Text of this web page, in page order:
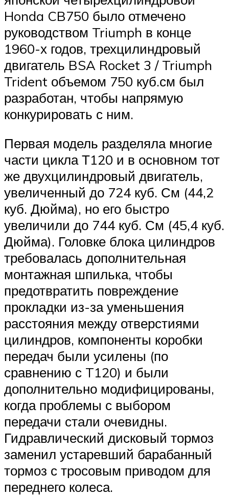
Honda CB750 было отмечено
руководством Triumph в конце
1960-х годов, трехцилиндровый
двигатель BSA Rocket 3 / Triumph
Trident объемом 750 куб.см был
разработан, чтобы напрямую
конкурировать с ним.
Первая модель разделяла многие
части цикла Т120 и в основном тот
же двухцилиндровый двигатель,
увеличенный до 724 куб. См (44,2
куб. Дюйма), но его быстро
увеличили до 744 куб. См (45,4 куб.
Дюйма). Головке блока цилиндров
требовалась дополнительная
монтажная шпилька, чтобы
предотвратить повреждение
прокладки из-за уменьшения
расстояния между отверстиями
цилиндров, компоненты коробки
передач были усилены (по
сравнению с T120) и были
дополнительно модифицированы,
когда проблемы с выбором
передачи стали очевидны.
Гидравлический дисковый тормоз
заменил устаревший барабанный
тормоз с тросовым приводом для
переднего колеса.